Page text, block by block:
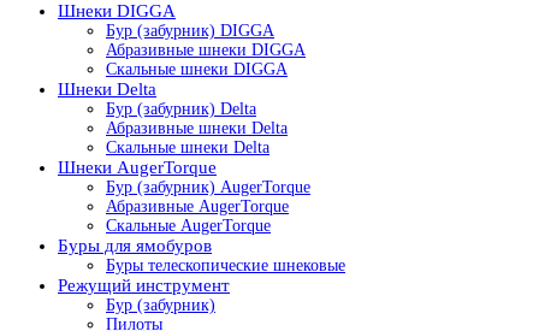
Шнеки DIGGA
Бур (забурник) DIGGA
Абразивные шнеки DIGGA
Скальные шнеки DIGGA
Шнеки Delta
Бур (забурник) Delta
Абразивные шнеки Delta
Скальные шнеки Delta
Шнеки AugerTorque
Бур (забурник) AugerTorque
Абразивные AugerTorque
Скальные AugerTorque
Буры для ямобуров
Буры телескопические шнековые
Режущий инструмент
Бур (забурник)
Пилоты